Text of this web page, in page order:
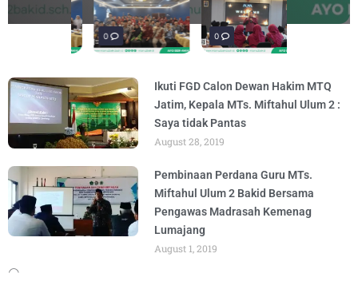
penguatan materi "Re-Branding
BY ADMIN AUGUST 5, 2026
materi Literasi Digital yang
BY ADMIN AUGUST 5, 2026
Madrasah" padaAUGUST 4, 2026
Keagamaan AUGUST 3, 2026
Literasi, para siswa mengikuti latihan
BY ADMIN AUGUST 1, 2026
penguatan materi bertajuk "Praktik Baik
BY ADMIN AUGUST 6, 2026
penguatan materi "Re-Branding
BY ADMIN AUGUST 5, 2026
materi Literasi Digital yang
BY ADMIN AUGUST 5, 2026
Ikuti FGD Calon Dewan Hakim MTQ
Jatim, Kepala MTs. Miftahul Ulum 2 :
Saya tidak Pantas
August 28, 2019
Pembinaan Perdana Guru MTs.
Miftahul Ulum 2 Bakid Bersama
Pengawas Madrasah Kemenag
Lumajang
August 1, 2019